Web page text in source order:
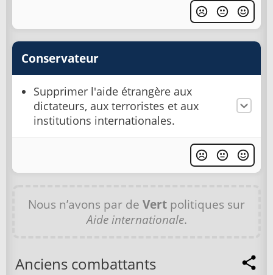
Conservateur
Supprimer l'aide étrangère aux
dictateurs, aux terroristes et aux
institutions internationales.
Nous n’avons par de Vert politiques sur
Aide internationale.
Anciens combattants